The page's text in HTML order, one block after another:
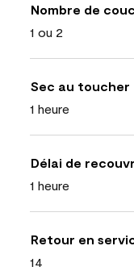
Nombre de
1 ou 2
Sec au toucher
1 heure
Délai de
1 heure
Retour en
14